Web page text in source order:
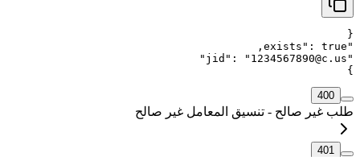
{
"
exists " : true
,
"
jid " : " 1234567890@c.us
"
}
400
طلب غير صالح - تنسيق المعامل غير صالح
401